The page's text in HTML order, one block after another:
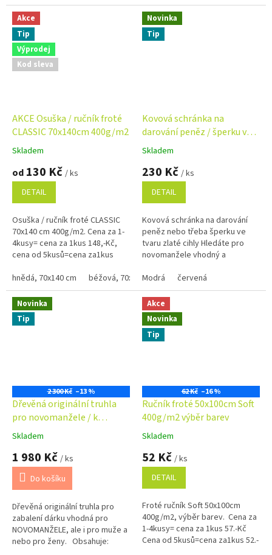
Akce
Tip
Výprodej
Kod sleva
AKCE Osuška / ručník froté
CLASSIC 70x140cm 400g/m2
Průměrné
produktu
4,9
5
hvězdiček.
Skladem
od 130 Kč / ks
DETAIL
Osuška / ručník froté CLASSIC
70x140 cm 400g/m2. Cena za 1-
4kusy= cena za 1kus 148,-Kč,
cena od 5kusů=cena za1kus
žlutá barva od 135.-Kč ,...
hnědá, 70x140 cm béžová, 70x140 cm černá, 70x140 cm
Novinka
Tip
Kovová schránka na
darování peněz / šperku ve
tvaru zlaté cihly
Průměrné
hodnocení
produktu
5,0
5
hvězdiček.
Skladem
230 Kč / ks
DETAIL
Kovová schránka na darování
peněz nebo třeba šperku ve
tvaru zlaté cihly Hledáte pro
novomanžele vhodný a
peněz? Nevíte jak zabalit šperk
?...
Modrá červená
Novinka
Tip
2 300 Kč –13 %
Dřevěná originální truhla
pro novomanžele / k
životnímu jubileu
Průměrné
produktu
5,0
5
hvězdiček.
Skladem
1 980 Kč / ks
Do košíku
Dřevěná originální truhla pro
zabalení dárku vhodná pro
NOVOMANŽELE, ale i pro muže a
nebo pro ženy. Obsahuje:
Akce
Novinka
Tip
62 Kč –16 %
Ručník froté 50x100cm Soft
400g/m2 výběr barev
Průměrné
hodnocení
produktu
4,9
5
hvězdiček.
Skladem
52 Kč / ks
DETAIL
Froté ručník Soft 50x100cm
400g/m2, výběr barev. Cena za
1-4kusy= cena za 1kus 57.-Kč
Cena od 5kusů=cena za1kus 52.-